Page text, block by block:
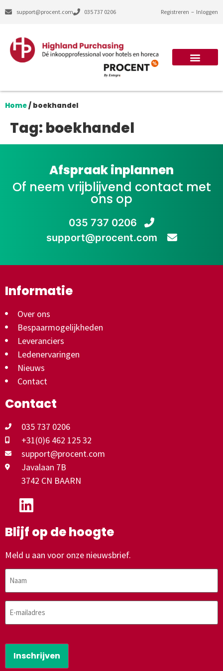
support@procent.com 035 737 0206 Registreren – Inloggen
Home/ boekhandel
Tag: boekhandel
Afspraak inplannen
Of neem vrijblijvend contact met
ons op
035 737 0206
support@procent.com
Informatie
Over ons
Bespaarmogelijkheden
Leveranciers
Ledenervaringen
Nieuws
Contact
Contact
035 737 0206
+31(0)6 462 125 32
support@procent.com
Javalaan 7B
3742 CN BAARN
Blijf op de hoogte
Meld u aan voor onze nieuwsbrief.
Naam
E-
mailadres